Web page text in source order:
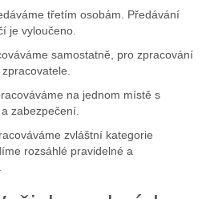
třetím osobám. Předávání
je vyloučeno.
samostatně, pro zpracování
na jednom místě s
zabezpečení.
zvláštní kategorie
rozsáhlé pravidelné a